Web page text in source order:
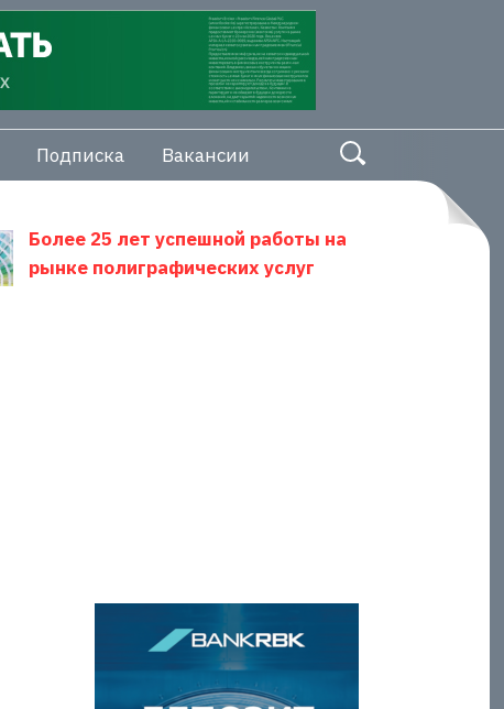
Подписка Вакансии
Более 25 лет успешной работы на
рынке полиграфических услуг